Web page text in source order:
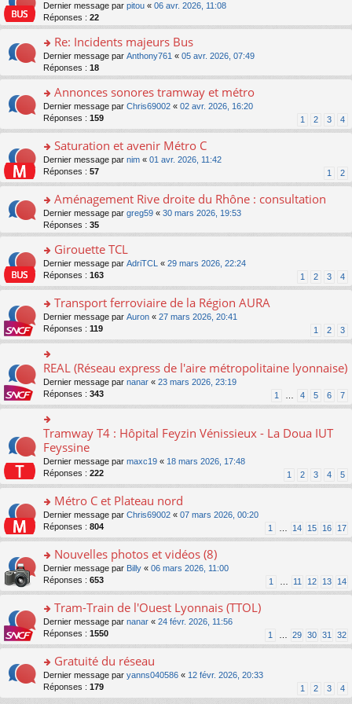
c
e
nt
pl
u
ré
c
e
nt
n
o
n
lu
le
pl
u
ré
c
e
nt
s
a
e
n
o
n
lu
le
pl
u
ré
c
e
nt
er
le
m
e
s
s
a
e
n
o
n
lu
le
pl
ré
c
e
nt
o
n
s
ult
er
le
m
e
s
s
a
g
e
n
o
n
le
pl
u
ré
c
e
nt
Dernier message par pitou « 06 avr. 2026, 11:08
Réponses : 22
o
n
s
ult
er
le
s
s
a
g
e
n
o
n
le
pl
u
s
ré
c
e
nt
Re: Incidents majeurs Bus
Dernier message par Anthony761 « 05 avr. 2026, 07:49
Réponses : 18
o
n
s
ult
er
le
m
e
s
s
a
g
e
n
o
le
pl
u
s
ré
c
e
nt
Annonces sonores tramway et métro
Dernier message par Chris69002 « 02 avr. 2026, 16:20
Réponses : 159 1 2 3 4
o
n
s
ult
er
le
m
s
s
a
g
e
n
o
le
pl
u
s
ré
c
e
nt
Saturation et avenir Métro C
Dernier message par nim « 01 avr. 2026, 11:42
Réponses : 57 1 2
o
n
s
ult
er
le
s
s
a
g
e
n
o
n
pl
u
s
ré
c
e
Aménagement Rive droite du Rhône : consultation
Dernier message par greg59 « 30 mars 2026, 19:53
Réponses : 35
o
n
s
ult
er
le
m
e
s
s
a
g
e
n
o
n
lu
le
pl
u
s
ré
c
Girouette TCL
Dernier message par AdriTCL « 29 mars 2026, 22:24
Réponses : 163 1 2 3 4
o
n
s
ult
er
le
m
e
s
s
g
e
n
lu
le
pl
u
s
ré
c
Transport ferroviaire de la Région AURA
Dernier message par Auron « 27 mars 2026, 20:41
Réponses : 119 1 2 3
o
n
s
er
le
m
e
s
s
a
g
e
n
o
n
lu
le
pl
u
ré
c
e
nt
REAL (Réseau express de l'aire métropolitaine lyonnaise)
Dernier message par nanar « 23 mars 2026, 23:19
Réponses : 343 1 4 5 6 7
o
n
ult
er
le
m
e
s
s
a
g
e
n
o
n
lu
le
pl
s
ré
c
Tramway T4 : Hôpital Feyzin Vénissieux - La Doua IUT
Feyssine
Dernier message par maxc19 « 18 mars 2026, 17:48
Réponses : 222 1 2 3 4 5
o
n
s
ult
er
le
m
e
s
s
a
g
n
o
n
Métro C et Plateau nord
Dernier message par Chris69002 « 07 mars 2026, 00:20
Réponses : 804 1 14 15 16 17
o
n
s
ult
er
le
m
e
s
s
a
g
Nouvelles photos et vidéos (8)
Dernier message par Billy « 06 mars 2026, 11:00
Réponses : 653 1 11 12 13 14
o
n
s
ult
er
le
m
Tram-Train de l'Ouest Lyonnais (TTOL)
Dernier message par nanar « 24 févr. 2026, 11:56
Réponses : 1550 1 29 30 31 32
o
n
s
Gratuité du réseau
Dernier message par yanns040586 « 12 févr. 2026, 20:33
Réponses : 179 1 2 3 4